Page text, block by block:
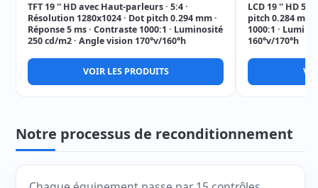
TFT 19 '' HD avec Haut-parleurs · 5:4 ·
Résolution 1280x1024 · Dot pitch 0.294 mm ·
Réponse 5 ms · Contraste 1000:1 · Luminosité
250 cd/m2 · Angle vision 170°v/160°h
VOIR LES PRODUITS
LCD 19 '' HD
pitch 0.284 mm
1000:1 ·
160°v/170°h
Notre processus de reconditionnement